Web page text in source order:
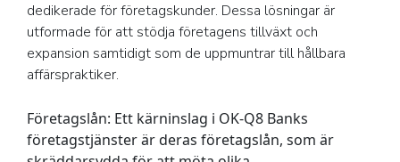
dedikerade för företagskunder. Dessa lösningar är
utformade för att stödja företagens tillväxt och
expansion samtidigt som de uppmuntrar till hållbara
affärspraktiker.
Företagslån: Ett kärninslag i OK-Q8 Banks
företagstjänster är deras företagslån, som är